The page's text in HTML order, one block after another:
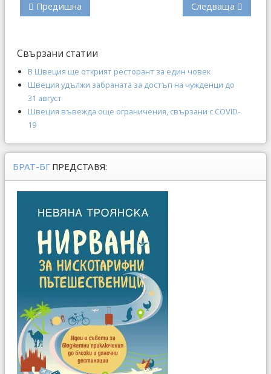
Предишна Следваща
Свързани статии
В Швеция ще открият ресторант за един човек
Швеция удължи забраната за достъп на чужденци до
31 август
Швеция въвежда още ограничения, свързани с COVID-
19
БРАТ-БГ ПРЕДСТАВЯ: